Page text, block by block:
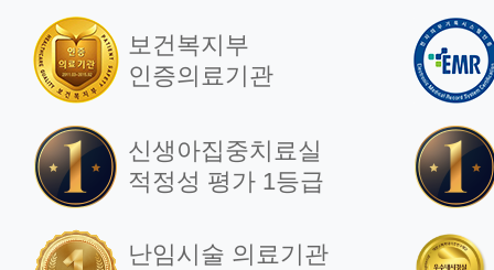
보건복지부
인증의료기관
신생아집중치료실
적정성 평가 1등급
난임시술 의료기관